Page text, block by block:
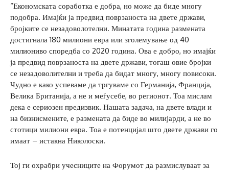
“Економската соработка е добра, но може да биде многу
подобра. Имајќи ја предвид поврзаноста на двете држави,
бројките се незадоволотелни. Минатата година размената
достигнала 180 милиони евра или зголемување од 40
милиониво споредба со 2020 година. Ова е добро, но имајќи
ја предвид поврзаноста на двете држави, тогаш овие бројки
се незадоволителни и треба да бидат многу, многу повисоки.
Чудно е како успеваме да тргуваме со Германија, Франција,
Велика Британија, а не и меѓусебе, во регионот. Тоа мислам
дека е сериозен предизвик. Нашата задача, на двете влади и
на бизнисмените, е размената да биде во милијарди, а не во
стотици милиони евра. Тоа е потенцијал што двете држави го
имаат – истакна Николоски.
Тој ги охрабри учесниците на Форумот да размислуваат за